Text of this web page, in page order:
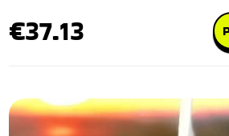
€37.13